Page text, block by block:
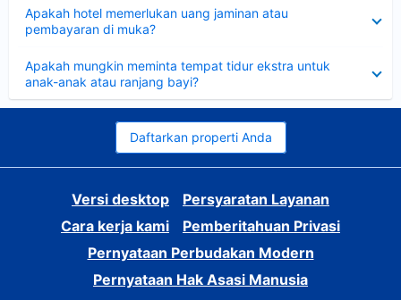
Apakah hotel memerlukan uang jaminan atau
pembayaran di muka?
Apakah mungkin meminta tempat tidur ekstra untuk
anak-anak atau ranjang bayi?
Daftarkan properti Anda
Versi desktop
Persyaratan Layanan
Cara kerja kami
Pemberitahuan Privasi
Pernyataan Perbudakan Modern
Pernyataan Hak Asasi Manusia